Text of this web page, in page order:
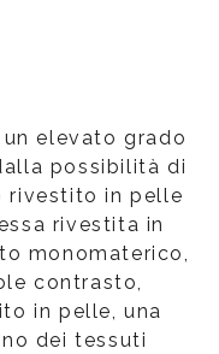
elevato grado
possibilità di
rivestito in pelle
rivestita in
monomaterico,
contrasto,
in pelle, una
dei tessuti